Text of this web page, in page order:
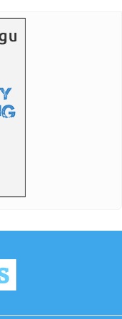
Kosova i nakon
rukopis knjige
...
u avionu, a onda joj dali